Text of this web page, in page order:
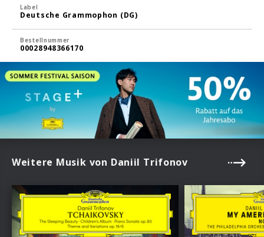
Label
Deutsche Grammophon (DG)
Bestellnummer
00028948366170
Weitere Musik von Daniil Trifonov